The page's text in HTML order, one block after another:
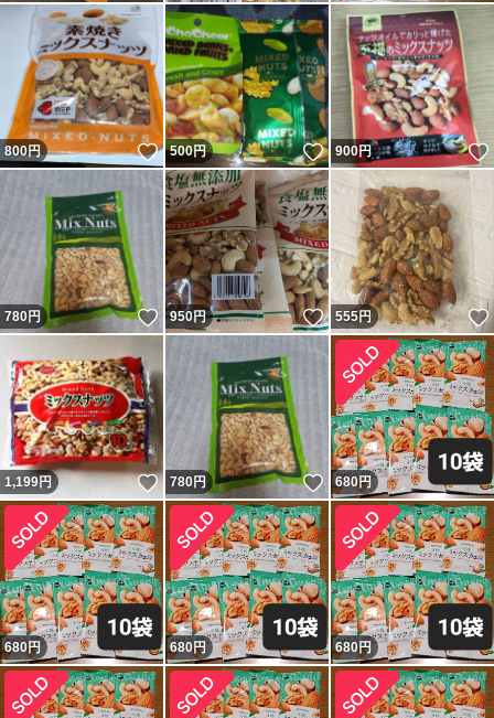
800円 いいね！
500円 いいね！
900円
780円 いいね！
950円 いいね！
555円
1,199円 いいね！
780円 いいね！
680円
680円 680円 680円